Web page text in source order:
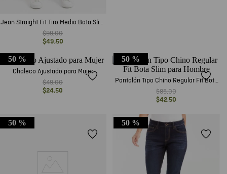
Jean Straight Fit Tiro Medio Bota Slim
Azul Ultra Oscuro para Hombre
$99,00
$49,50
50 %
Chaleco Ajustado para Mujer
$49,00
$24,50
50 %
Pantalón Tipo Chino Regular Fit Bota
Slim para Hombre
$85,00
$42,50
50 % 50 %